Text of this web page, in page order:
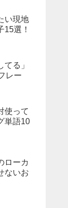
い現地
15選！
る」
レー
使って
単語10
ローカ
ないお